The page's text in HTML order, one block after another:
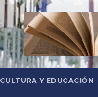
CULTURA Y EDUCACIÓN